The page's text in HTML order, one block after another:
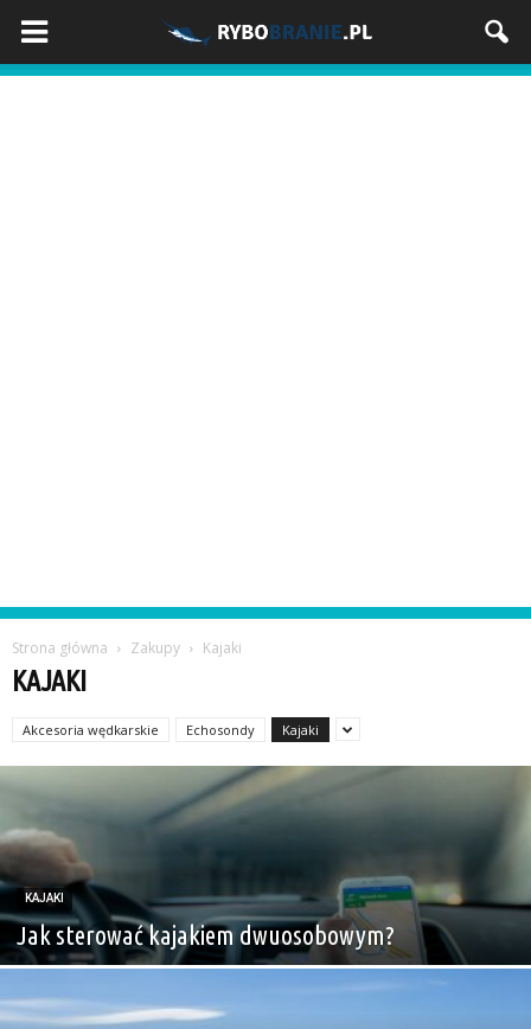
Strona główna Zakupy Kajaki
KAJAKI
Akcesoria wędkarskie Echosondy Kajaki
KAJAKI
Jak sterować kajakiem dwuosobowym?